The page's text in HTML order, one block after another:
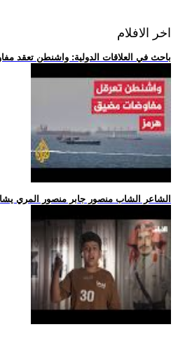
اخر الافلام
.. باحث في العلاقات الدولية: واشنطن تعقد
.. الشاعر الشاب منصور جابر منصور المري